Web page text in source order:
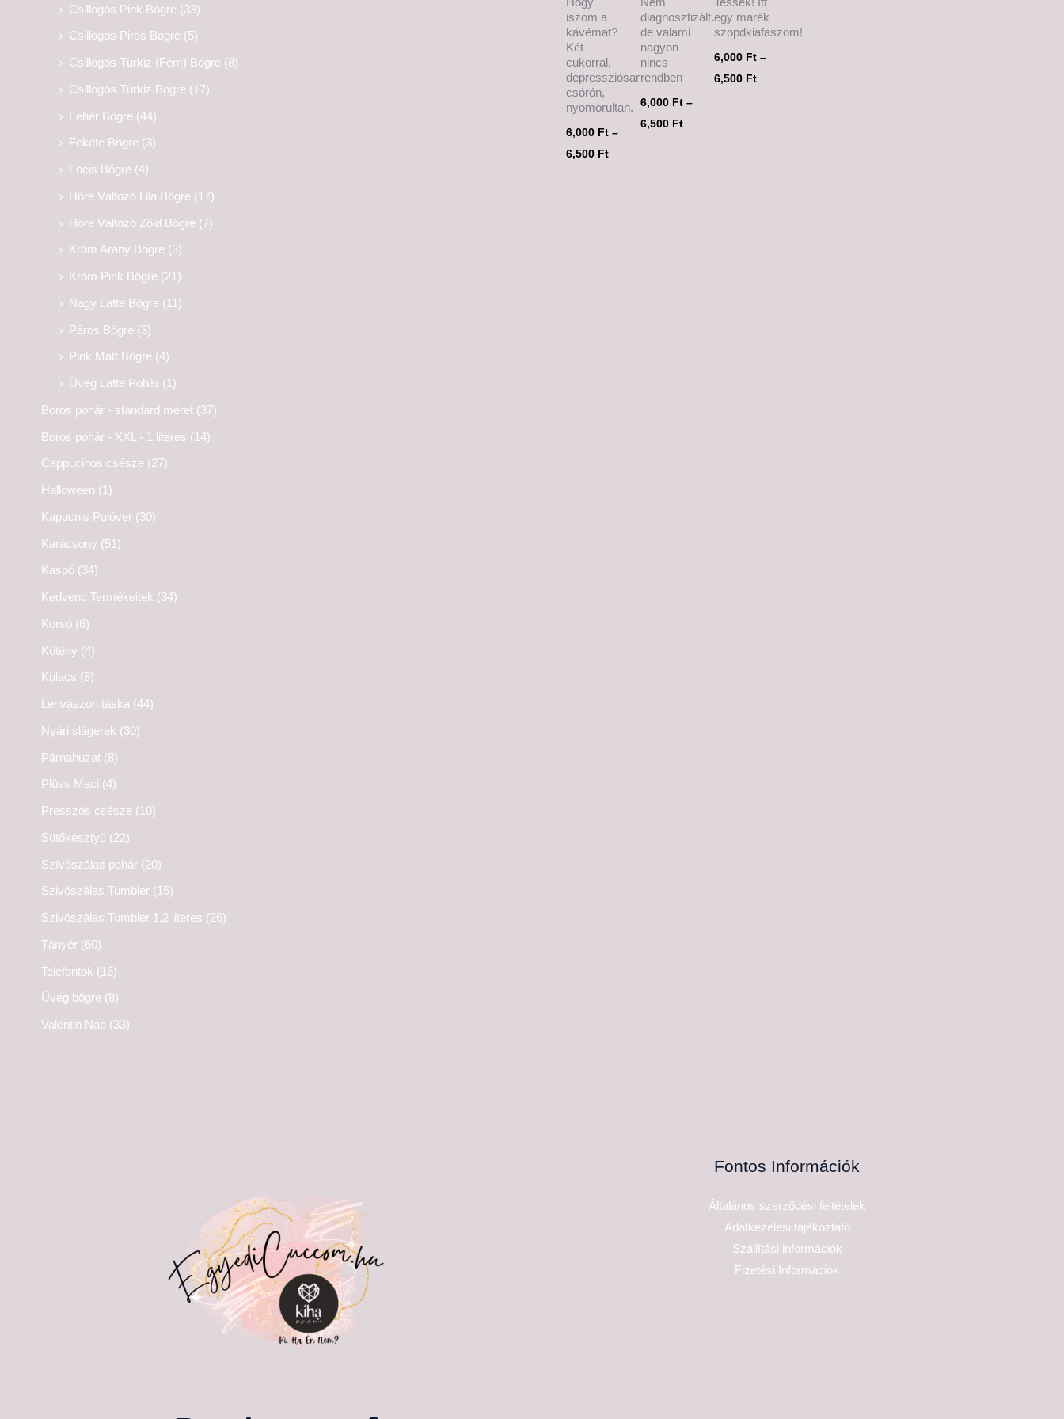
Csillogós Pink Bögre (33)
Csillogós Piros Bögre (5)
Csillogós Türkiz (Fém) Bögre (8)
Csillogós Türkiz Bögre (17)
Fehér Bögre (44)
Fekete Bögre (3)
Focis Bögre (4)
Hőre Változó Lila Bögre (17)
Hőre Változó Zöld Bögre (7)
Króm Arany Bögre (3)
Króm Pink Bögre (21)
Nagy Latte Bögre (11)
Páros Bögre (3)
Pink Matt Bögre (4)
Üveg Latte Pohár (1)
Boros pohár - standard méret (37)
Boros pohár - XXL - 1 literes (14)
Cappucinos csésze (27)
Halloween (1)
Kapucnis Pulóver (30)
Karácsony (51)
Kaspó (34)
Kedvenc Termékeitek (34)
Korsó (6)
Kötény (4)
Kulacs (8)
Lenvászon táska (44)
Nyári slágerek (30)
Párnahuzat (8)
Plüss Maci (4)
Presszós csésze (10)
Sütőkesztyű (22)
Szívószálas pohár (20)
Szivószálas Tumbler (15)
Szivószálas Tumbler 1,2 literes (26)
Tányér (60)
Telefontok (16)
Üveg bögre (8)
Valentin Nap (33)
iszom a
kávémat?
Két
cukorral,
depressziósan,
csórón,
nyomorultan.
6,000 Ft –
6,500 Ft
diagnosztizált…
de valami
nagyon
nincs
rendben
6,000 Ft –
6,500 Ft
egy marék
szopdkiafaszom!
6,000 Ft –
6,500 Ft
Fontos Információk
Általános szerződési feltételek
Adatkezelési tájékoztató
Szállítási információk
Fizetési Információk